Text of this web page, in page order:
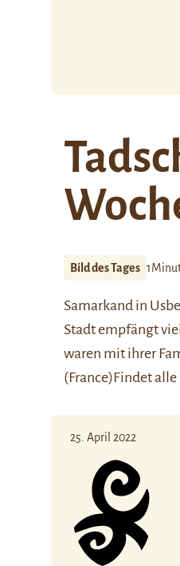
Bild des Tages
Samarkand in
Stadt empfängt
waren mit ihrer
(France)Findet alle
25. April 2022